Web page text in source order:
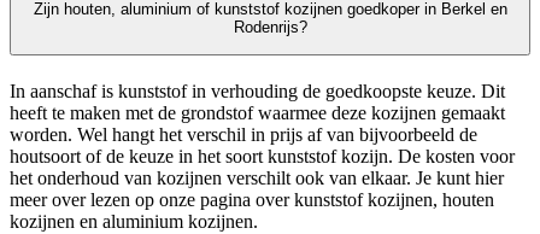
Zijn houten, aluminium of kunststof kozijnen goedkoper in Berkel en
Rodenrijs?
In aanschaf is kunststof in verhouding de goedkoopste keuze. Dit
heeft te maken met de grondstof waarmee deze kozijnen gemaakt
worden. Wel hangt het verschil in prijs af van bijvoorbeeld de
houtsoort of de keuze in het soort kunststof kozijn. De kosten voor
het onderhoud van kozijnen verschilt ook van elkaar. Je kunt hier
meer over lezen op onze pagina over kunststof kozijnen, houten
kozijnen en aluminium kozijnen.